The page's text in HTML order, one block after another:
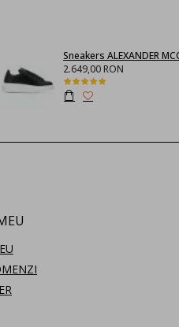
2.649,00 RON